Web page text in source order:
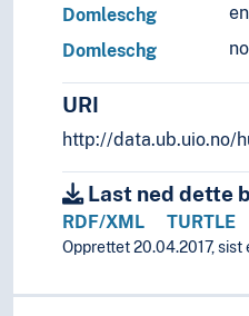
Ingeniørfag
Kunst
Lingvistikk
Litteratur
Navn, personer og
Næringsliv og økonomi
Pedagogikk
Psykologi
Realfag
Rettsvitenskap
Domleschg
Domleschg
URI
http://data.ub.uio.no/
Last ned dette
RDF/XML TURTLE
Opprettet 20.04.2017,